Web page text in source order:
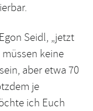
Seidl, „jetzt
keine
aber etwa 70
je
ich Euch